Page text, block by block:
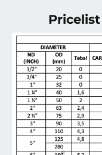
Pricelist